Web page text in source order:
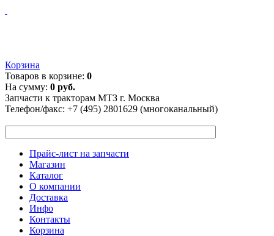
Корзина
Товаров в корзине: 0
На сумму: 0 руб.
Запчасти к тракторам МТЗ г. Москва
Телефон/факс: +7 (495) 2801629 (многоканальный)
Прайс-лист на запчасти
Магазин
Каталог
О компании
Доставка
Инфо
Контакты
Корзина